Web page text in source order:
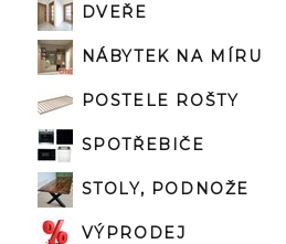
DVEŘE
NÁBYTEK NA MÍRU
POSTELE ROŠTY
SPOTŘEBIČE
STOLY, PODNOŽE
VÝPRODEJ